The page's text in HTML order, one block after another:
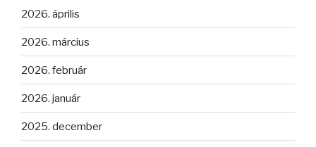
2026. április
2026. március
2026. február
2026. január
2025. december